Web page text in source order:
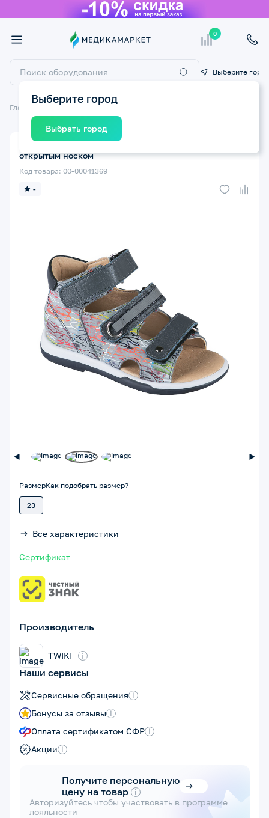
0
Выберите город
Выберите город
Выбрать город
Главная Ортопедические изделия
-
Код товара: 00-00041369
открытым носком
РазмерКак подобрать размер?
23
Все характеристики
Сертификат
Производитель
TWIKI i
Наши сервисы
Сервисные обращения i
Бонусы за отзывы i
Оплата сертификатом СФР i
Акции i
Получите персональную
цену на товар i
Авторизуйтесь чтобы участвовать в программе
лояльности